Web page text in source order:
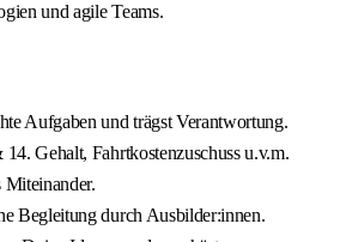
und agile Teams.
Aufgaben und trägst Verantwortung.
Gehalt, Fahrtkostenzuschuss u.v.m.
Begleitung durch Ausbilder:innen.